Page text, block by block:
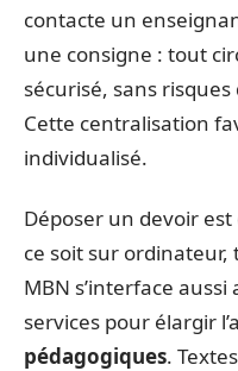
contacte un
une consigne : tout
sécurisé, sans
Cette centralisation
individualisé.
Déposer un devoir
ce soit sur
MBN s’interface aussi
services pour élargir
pédagogiques.